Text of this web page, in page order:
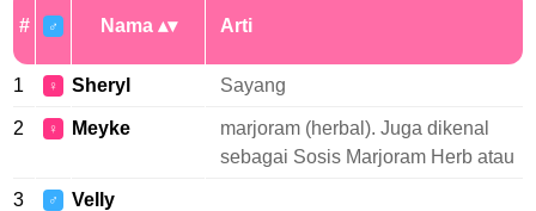
# ♂ Nama Arti
1 ♀ Sheryl Sayang
2 ♀ Meyke
marjoram (herbal). Juga dikenal
sebagai Sosis Marjoram Herb atau
3 ♂ Velly